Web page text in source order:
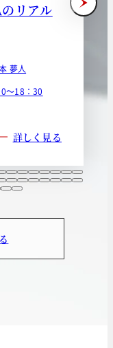
リアル
夢人
～18：30
詳しく見る